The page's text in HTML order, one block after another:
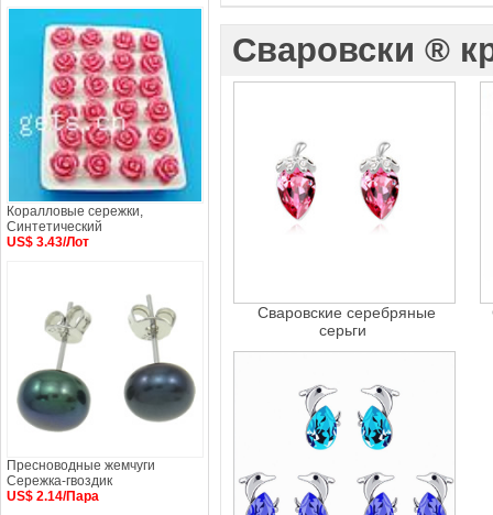
Сваровски ®
Сваровские серебряные
серьги
Коралловые сережки,
Синтетический
US$ 3.43/Лот
Пресноводные жемчуги
Сережка-гвоздик
US$ 2.14/Пара